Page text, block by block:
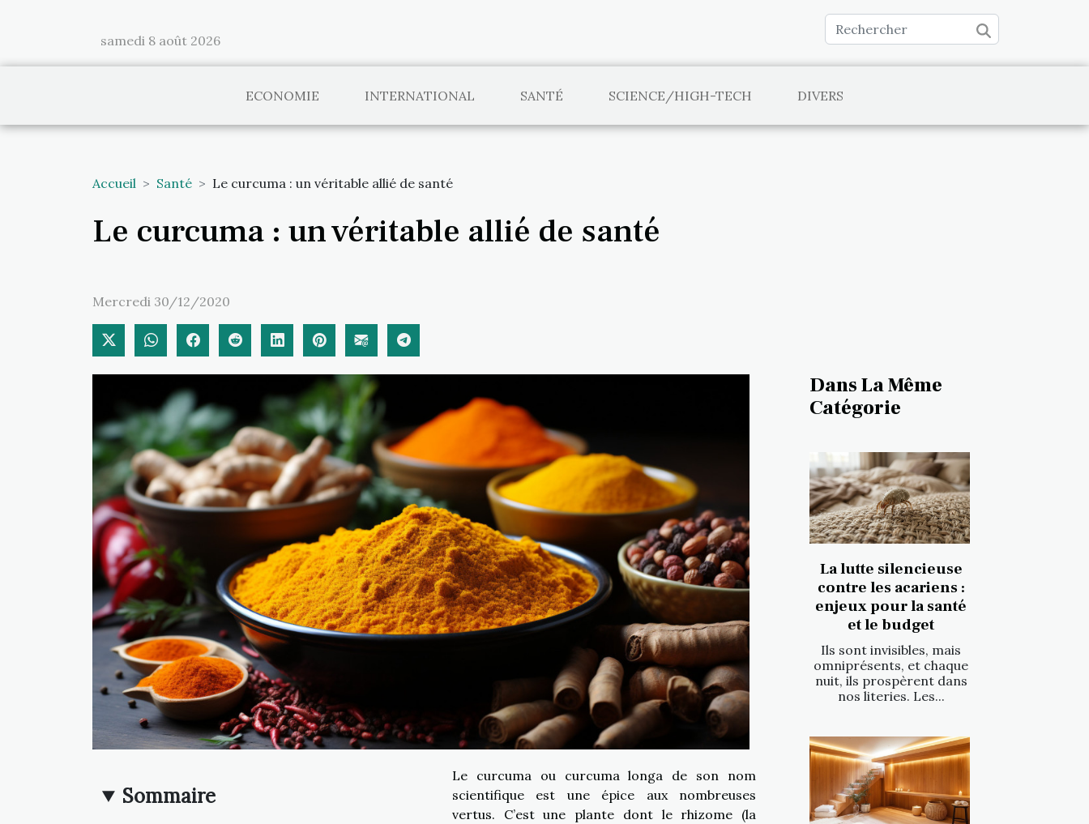
samedi 8 août 2026
ECONOMIE INTERNATIONAL SANTÉ SCIENCE/HIGH-TECH DIVERS
Accueil Santé Le curcuma : un véritable allié de santé
Le curcuma : un véritable allié de santé
Mercredi 30/12/2020
Sommaire
Le curcuma ou curcuma longa de son nom
scientifique est une épice aux nombreuses
vertus. C’est une plante dont le rhizome (la
Dans La Même
Catégorie
La lutte silencieuse
contre les acariens :
enjeux pour la santé
et le budget
Ils sont invisibles, mais
omniprésents, et chaque
nuit, ils prospèrent dans
nos literies. Les...